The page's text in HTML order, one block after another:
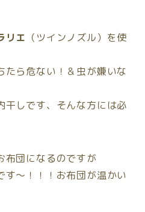
リエ （ツインノズル）を使
たら危ない！＆虫が嫌いな
干しです、そんな方には必
布団になるのですが
す〜！！！お布団が温かい